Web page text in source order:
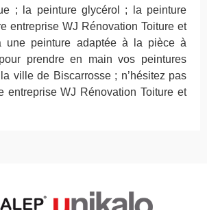
; la peinture glycérol ; la peinture
entreprise WJ Rénovation Toiture et
une peinture adaptée à la pièce à
prendre en main vos peintures
ville de Biscarrosse ; n’hésitez pas
entreprise WJ Rénovation Toiture et